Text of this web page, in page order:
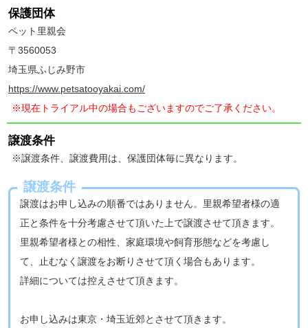
保護団体
ペット里親会
〒3560053
埼玉県ふじみ野市
https://www.petsatooyakai.com/
※現在トライアル中の場合もございますのでご了承ください。
譲渡条件
※譲渡条件、譲渡費用は、保護団体毎に異なります。
譲渡条件
譲渡はお申し込みの順番ではありません。里親希望者様の適
正と条件を十分考慮させて頂いた上で譲渡させて頂きます。
里親希望者様との相性、家庭環境や飼育形態などを考慮し
て、止むなく譲渡をお断りさせて頂く場合もあります。
詳細については控えさせて頂きます。
お申し込みは東京・埼玉近郊とさせて頂きます。